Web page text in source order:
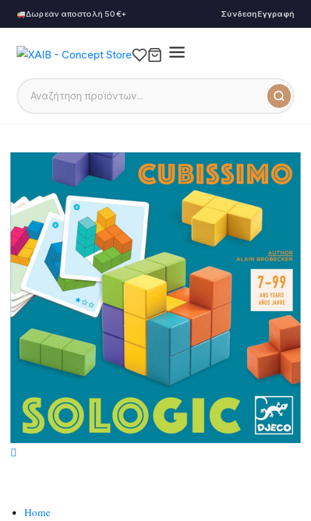
Δωρεάν αποστολή 50€+ ΣύνδεσηΕγγραφή
Home